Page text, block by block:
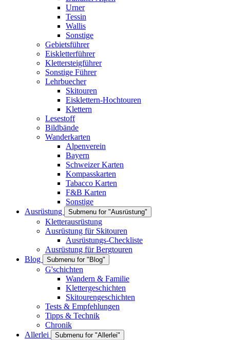
Urner
Tessin
Wallis
Sonstige
Gebietsführer
Eiskletterführer
Klettersteigführer
Sonstige Führer
Lehrbuecher
Skitouren
Eisklettern-Hochtouren
Klettern
Lesestoff
Bildbände
Wanderkarten
Alpenverein
Bayern
Schweizer Karten
Kompasskarten
Tabacco Karten
F&B Karten
Sonstige
Ausrüstung
Submenu for "Ausrüstung"
Kletterausrüstung
Ausrüstung für Skitouren
Ausrüstungs-Checkliste
Ausrüstung für Bergtouren
Blog
Submenu for "Blog"
G'schichten
Wandern & Familie
Klettergeschichten
Skitourengeschichten
Tests & Empfehlungen
Tipps & Technik
Chronik
Allerlei
Submenu for "Allerlei"